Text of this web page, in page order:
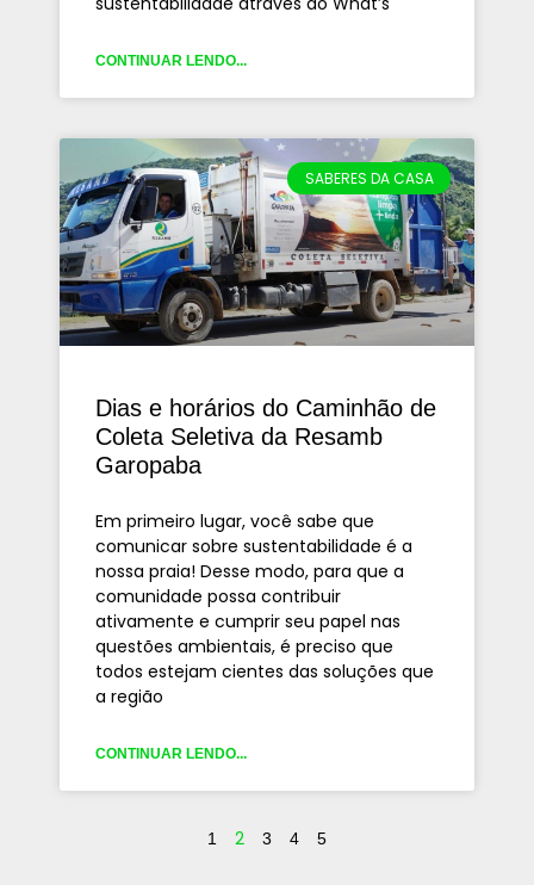
CONTINUAR LENDO...
SABERES DA CASA
Dias e horários do Caminhão de
Coleta Seletiva da Resamb
Garopaba
Em primeiro lugar, você sabe que
comunicar sobre sustentabilidade é a
nossa praia! Desse modo, para que a
comunidade possa contribuir
ativamente e cumprir seu papel nas
questões ambientais, é preciso que
todos estejam cientes das soluções que
a região
CONTINUAR LENDO...
1 2 3 4 5